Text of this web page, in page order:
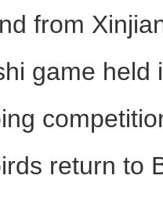
from
game held
return to